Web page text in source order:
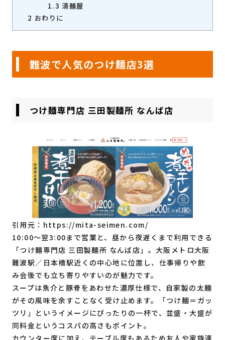
1.3 清麺屋
2 おわりに
難波で人気のつけ麺店3選
つけ麺専門店 三田製麺所 なんば店
引用元： https://mita-seimen.com/
10:00〜翌3:00まで営業と、昼から夜遅くまで利用できる
「つけ麺専門店 三田製麺所 なんば店」。大阪メトロ大阪
難波駅／日本橋駅近くの中心地に位置し、仕事帰りや飲
み会後でも立ち寄りやすいのが魅力です。
スープは魚介と豚骨をあわせた濃厚仕様で、自家製の太麺
がその風味を余すことなく受け止めます。「つけ麺＝ガッ
ツリ」というイメージにぴったりの一杯で、並盛・大盛が
同料金というコスパの高さもポイント。
カウンター席に加え、テーブル席もあるため友人や家族連